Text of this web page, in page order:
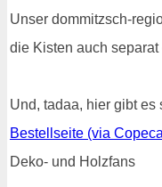
Unser dommitzsch-
die Kisten auch separat
Und, tadaa, hier gibt es
Bestellseite (via
Deko- und Holzfans